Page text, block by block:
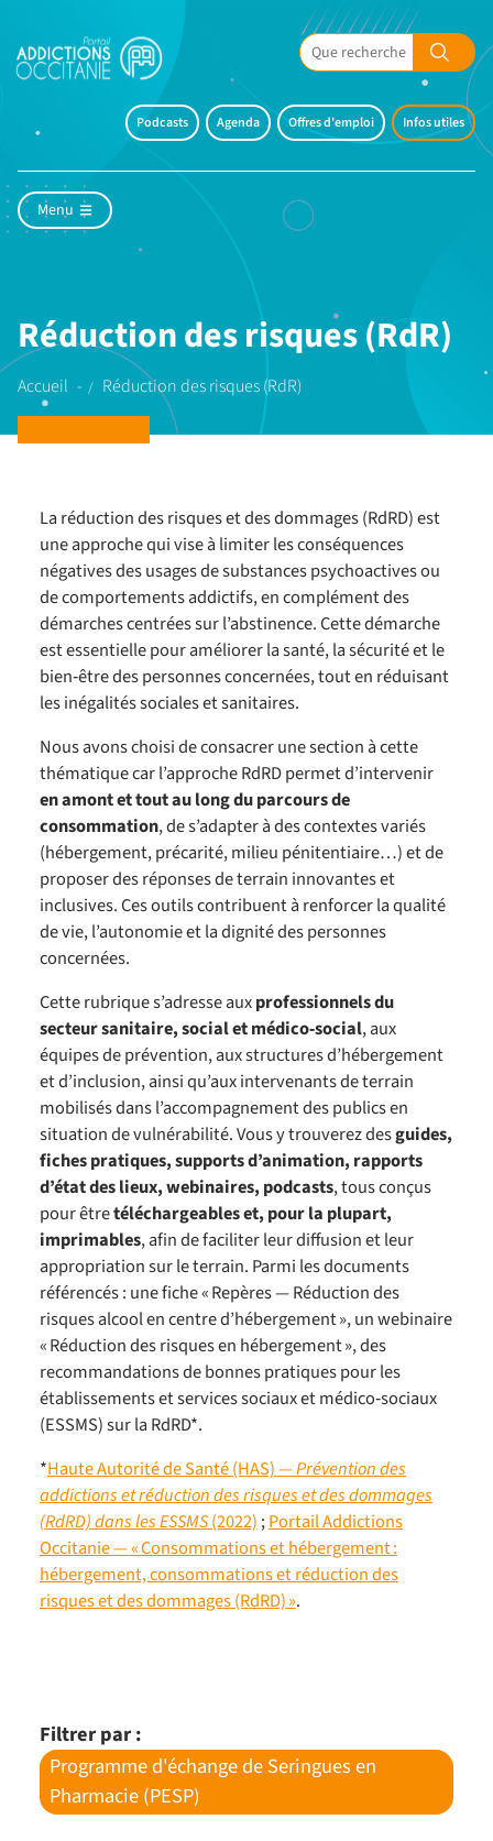
Podcasts Agenda Offres d'emploi Infos utiles
Menu
Réduction des risques (RdR)
Accueil Réduction des risques (RdR)
La réduction des risques et des dommages (RdRD) est
une approche qui vise à limiter les conséquences
négatives des usages de substances psychoactives ou
de comportements addictifs, en complément des
démarches centrées sur l’abstinence. Cette démarche
est essentielle pour améliorer la santé, la sécurité et le
bien‑être des personnes concernées, tout en réduisant
les inégalités sociales et sanitaires.
Nous avons choisi de consacrer une section à cette
thématique car l’approche RdRD permet d’intervenir
en amont et tout au long du parcours de
consommation, de s’adapter à des contextes variés
(hébergement, précarité, milieu pénitentiaire…) et de
proposer des réponses de terrain innovantes et
inclusives. Ces outils contribuent à renforcer la qualité
de vie, l’autonomie et la dignité des personnes
concernées.
Cette rubrique s’adresse auxprofessionnels du
secteur sanitaire, social et médico‑social, aux
équipes de prévention, aux structures d’hébergement
et d’inclusion, ainsi qu’aux intervenants de terrain
mobilisés dans l’accompagnement des publics en
situation de vulnérabilité. Vous y trouverez desguides,
fiches pratiques, supports d’animation, rapports
d’état des lieux, webinaires, podcasts, tous conçus
pour êtretéléchargeables et, pour la plupart,
imprimables, afin de faciliter leur diffusion et leur
appropriation sur le terrain. Parmi les documents
référencés : une fiche « Repères — Réduction des
risques alcool en centre d’hébergement », un webinaire
« Réduction des risques en hébergement », des
recommandations de bonnes pratiques pour les
établissements et services sociaux et médico‑sociaux
(ESSMS) sur la RdRD*.
*Haute Autorité de Santé (HAS) —Prévention des
addictions et réduction des risques et des dommages
(RdRD) dans les ESSMS(2022);Portail Addictions
Occitanie — « Consommations et hébergement :
hébergement, consommations et réduction des
risques et des dommages (RdRD) ».
Filtrer par :
Programme d'échange de Seringues en
Pharmacie (PESP)